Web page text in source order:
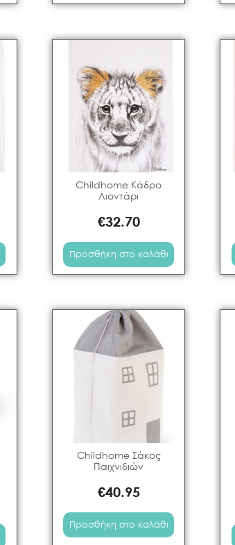
Childhome Κάδρο
Λιοντάρι
€32.70
Προσθήκη στο καλάθι
Childhome Σάκος
Παιχνιδιών
€40.95
Προσθήκη στο καλάθι